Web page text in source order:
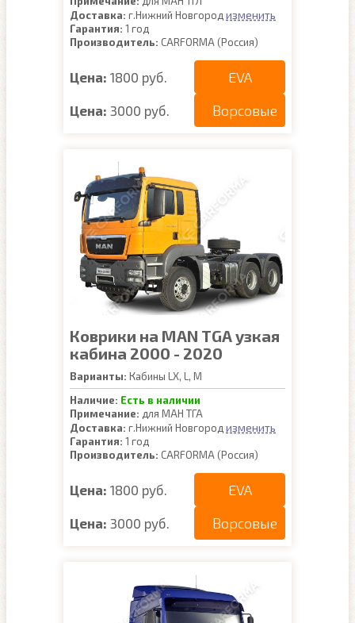
Доставка: г.Нижний Новгород изменить
Гарантия: 1 год
Производитель: CARFORMA (Россия)
Цена: 1800 руб. EVA
Цена: 3000 руб. Ворсовые
Коврики на MAN TGA узкая
кабина 2000 - 2020
Варианты: Кабины LX, L, M
Наличие: Есть в наличии
Примечание: для МАН ТГА
Доставка: г.Нижний Новгород изменить
Гарантия: 1 год
Производитель: CARFORMA (Россия)
Цена: 1800 руб. EVA
Цена: 3000 руб. Ворсовые